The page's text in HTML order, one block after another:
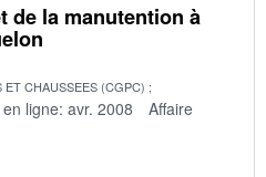
de la manutention à
CHAUSSEES (CGPC)
ligne: avr. 2008
Affaire